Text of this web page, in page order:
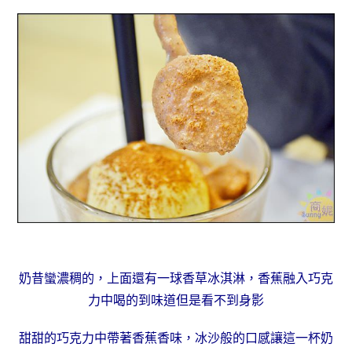
奶昔蠻濃稠的，上面還有一球香草冰淇淋，香蕉融入巧克
力中喝的到味道但是看不到身影
甜甜的巧克力中帶著香蕉香味，冰沙般的口感讓這一杯奶